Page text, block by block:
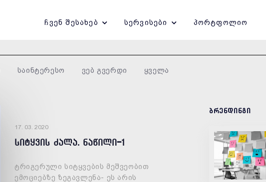
ჩვენ შესახებ სერვისები პორტფოლიო
საინტერესო ვებ გვერდი ყველა
17. 03. 2020
სიტყვის ძალა. ნაწილი-1
ტრიგერული სიტყვების მეშვეობით
ემოციებზე ზეგავლენა- ეს არის
ბრენდინგი